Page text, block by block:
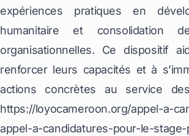
expériences pratiques en
humanitaire et consolidation
organisationnelles. Ce dispositif
renforcer leurs capacités et à
actions concrètes au service
https://loyocameroon.org/appel-a-
appel-a-candidatures-pour-le-